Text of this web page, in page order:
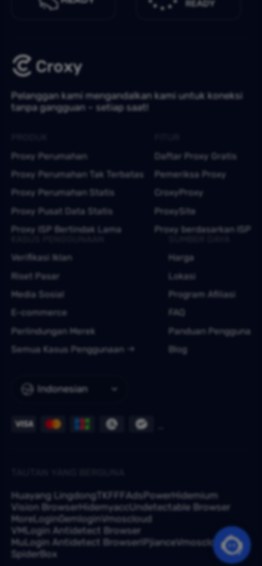
Pelanggan kami mengandalkan kami untuk koneksi
tanpa gangguan – setiap saat!
Indonesian
Proxy Perumahan
Proxy Perumahan Tak Terbatas
Proxy Perumahan Statis
Proxy Pusat Data Statis
Proxy ISP Bertindak Lama
Daftar Proxy Gratis
Pemeriksa Proxy
CroxyProxy
ProxySite
Proxy berdasarkan ISP
Verifikasi Iklan
Riset Pasar
Media Sosial
E-commerce
Perlindungan Merek
Semua Kasus Penggunaan
Harga
Lokasi
Program Afiliasi
FAQ
Panduan Pengguna
Blog
Huayang Lingdong TKFFF AdsPowerHidemium
Vision BrowserHidemyaccUndetectable Browser
MoreLoginGemlogin Vmoscloud
VMLogin Antidetect Browser
MuLogin Antidetect BrowserIPjianceVmoscloud
SpiderBox